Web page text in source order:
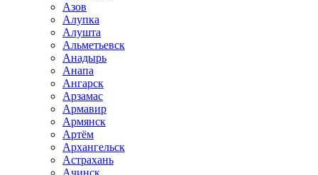
Азов
Алупка
Алушта
Альметьевск
Анадырь
Анапа
Ангарск
Арзамас
Армавир
Армянск
Артём
Архангельск
Астрахань
Ачинск